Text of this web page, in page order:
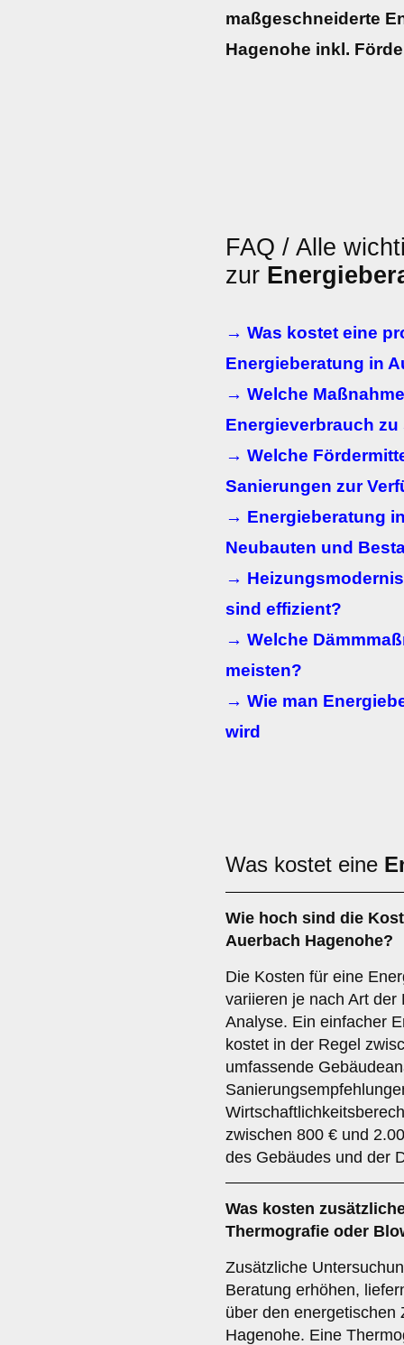
maßgeschneiderte
Hagenohe inkl.
FAQ / Alle
zur
→ Was kostet eine
Energieberatung in
→ Welche
Energieverbrauch zu
→ Welche
Sanierungen zur
→ Energieberatung
Neubauten und
→
sind effizient?
→ Welche
meisten?
→ Wie man
wird
Was kostet eine
Wie hoch sind die
Auerbach Hagenohe?
Die Kosten für eine
variieren je nach Art
Analyse. Ein einfacher
kostet in der Regel
umfassende
zwischen 800 € und
des Gebäudes und der
Was kosten
Thermografie oder
Zusätzliche
Beratung erhöhen,
über den energetischen
Hagenohe. Eine